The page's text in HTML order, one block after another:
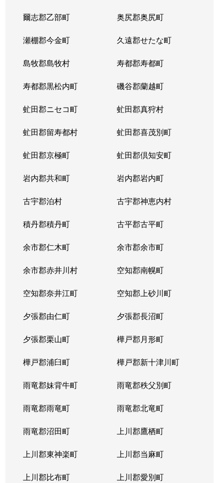
爾志郡乙部町 奥尻郡奥尻町
瀬棚郡今金町 久遠郡せたな町
島牧郡島牧村 寿都郡寿都町
寿都郡黒松内町 磯谷郡蘭越町
虻田郡ニセコ町 虻田郡真狩村
虻田郡留寿都村 虻田郡喜茂別町
虻田郡京極町 虻田郡倶知安町
岩内郡共和町 岩内郡岩内町
古宇郡泊村 古宇郡神恵内村
積丹郡積丹町 古平郡古平町
余市郡仁木町 余市郡余市町
余市郡赤井川村 空知郡南幌町
空知郡奈井江町 空知郡上砂川町
夕張郡由仁町 夕張郡長沼町
夕張郡栗山町 樺戸郡月形町
樺戸郡浦臼町 樺戸郡新十津川町
雨竜郡妹背牛町 雨竜郡秩父別町
雨竜郡雨竜町 雨竜郡北竜町
雨竜郡沼田町 上川郡鷹栖町
上川郡東神楽町 上川郡当麻町
上川郡比布町 上川郡愛別町